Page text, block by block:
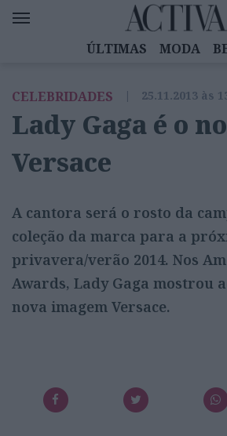
ÚLTIMAS MODA
EMOÇÕES
MULHERES
DIZ QUEM SABE
ACTIVA
CELEBRIDADES | 25.11.2013 às
Lady Gaga é o
Versace
A cantora será o rosto da
coleção da marca para a
privavera/verão 2014. Nos
Awards, Lady Gaga mostrou
nova imagem Versace.